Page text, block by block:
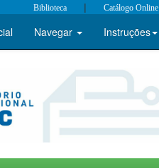
Biblioteca | Catálogo Online
Navegar Instruções